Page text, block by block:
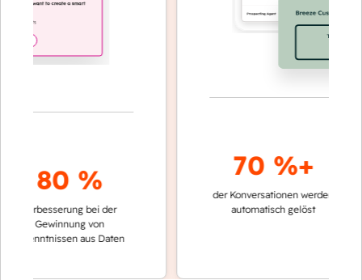
80 %
bei der
Gewinnung von
aus Daten
70 %+
der Konversationen werden
automatisch gelöst